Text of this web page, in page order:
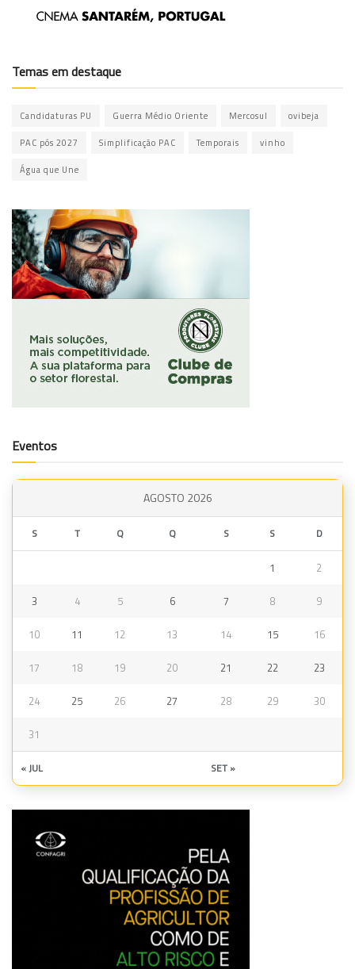
Temas em destaque
Candidaturas PU Guerra Médio Oriente Mercosul ovibeja
PAC pós 2027 Simplificação PAC Temporais vinho
Água que Une
Eventos
AGOSTO 2026
S T Q Q S S D
1 2
3 4 5 6 7 8 9
10 11 12 13 14 15 16
17 18 19 20 21 22 23
24 25 26 27 28 29 30
31
« JUL SET »